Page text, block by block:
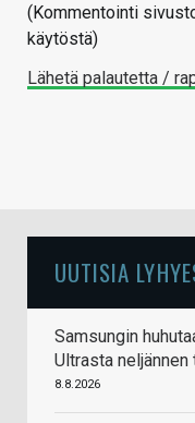
(Kommentointi
käytöstä)
Lähetä palautetta /
UUTISIA
Samsungin
Ultrasta
8.8.2026